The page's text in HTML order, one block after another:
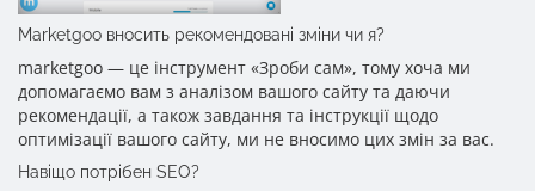
Marketgoo вносить рекомендовані зміни чи я?
marketgoo — це інструмент «Зроби сам», тому хоча ми
допомагаємо вам з аналізом вашого сайту та даючи
рекомендації, а також завдання та інструкції щодо
оптимізації вашого сайту, ми не вносимо цих змін за вас.
Навіщо потрібен SEO?